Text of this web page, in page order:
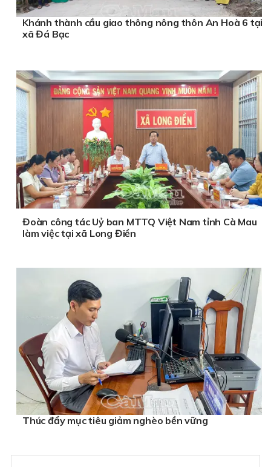
Khánh thành cầu giao thông nông thôn An Hoà 6 tại
xã Đá Bạc
Đoàn công tác Uỷ ban MTTQ Việt Nam tỉnh Cà Mau
làm việc tại xã Long Điền
Thúc đẩy mục tiêu giảm nghèo bền vững